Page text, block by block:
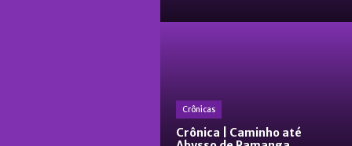
Crônicas
Crônica | Caminho até